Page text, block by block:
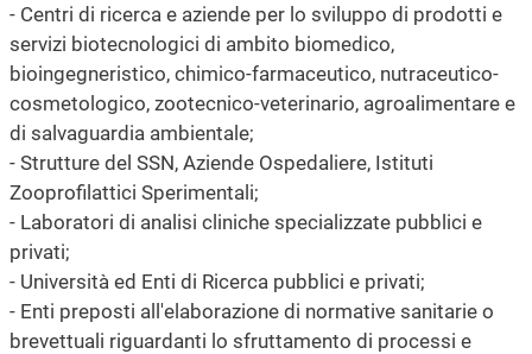
- Centri di ricerca e aziende per lo sviluppo di prodotti e
servizi biotecnologici di ambito biomedico,
bioingegneristico, chimico-farmaceutico, nutraceutico-
cosmetologico, zootecnico-veterinario, agroalimentare e
di salvaguardia ambientale;
- Strutture del SSN, Aziende Ospedaliere, Istituti
Zooprofilattici Sperimentali;
- Laboratori di analisi cliniche specializzate pubblici e
privati;
- Università ed Enti di Ricerca pubblici e privati;
- Enti preposti all'elaborazione di normative sanitarie o
brevettuali riguardanti lo sfruttamento di processi e